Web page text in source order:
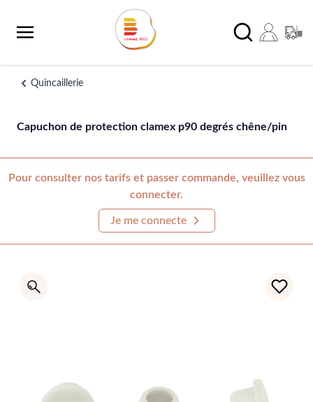
Chercher
Quincaillerie
Capuchon de protection clamex p90 degrés chêne/pin
Pour consulter nos tarifs et passer commande, veuillez vous
connecter.
Je me connecte